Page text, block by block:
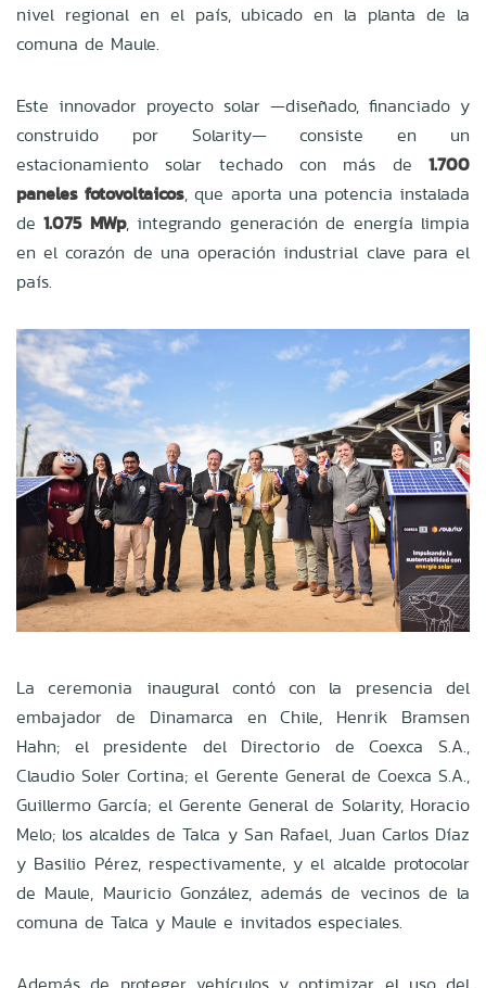
nivel regional en el país, ubicado en la planta de la
comuna de Maule.
Este innovador proyecto solar —diseñado, financiado y
construido por Solarity— consiste en un
estacionamiento solar techado con más de 1.700
paneles fotovoltaicos, que aporta una potencia instalada
de1.075 MWp, integrando generación de energía limpia
en el corazón de una operación industrial clave para el
país.
La ceremonia inaugural contó con la presencia del
embajador de Dinamarca en Chile, Henrik Bramsen
Hahn; el presidente del Directorio de Coexca S.A.,
Claudio Soler Cortina; el Gerente General de Coexca S.A.,
Guillermo García; el Gerente General de Solarity, Horacio
Melo; los alcaldes de Talca y San Rafael, Juan Carlos Díaz
y Basilio Pérez, respectivamente, y el alcalde protocolar
de Maule, Mauricio González, además de vecinos de la
comuna de Talca y Maule e invitados especiales.